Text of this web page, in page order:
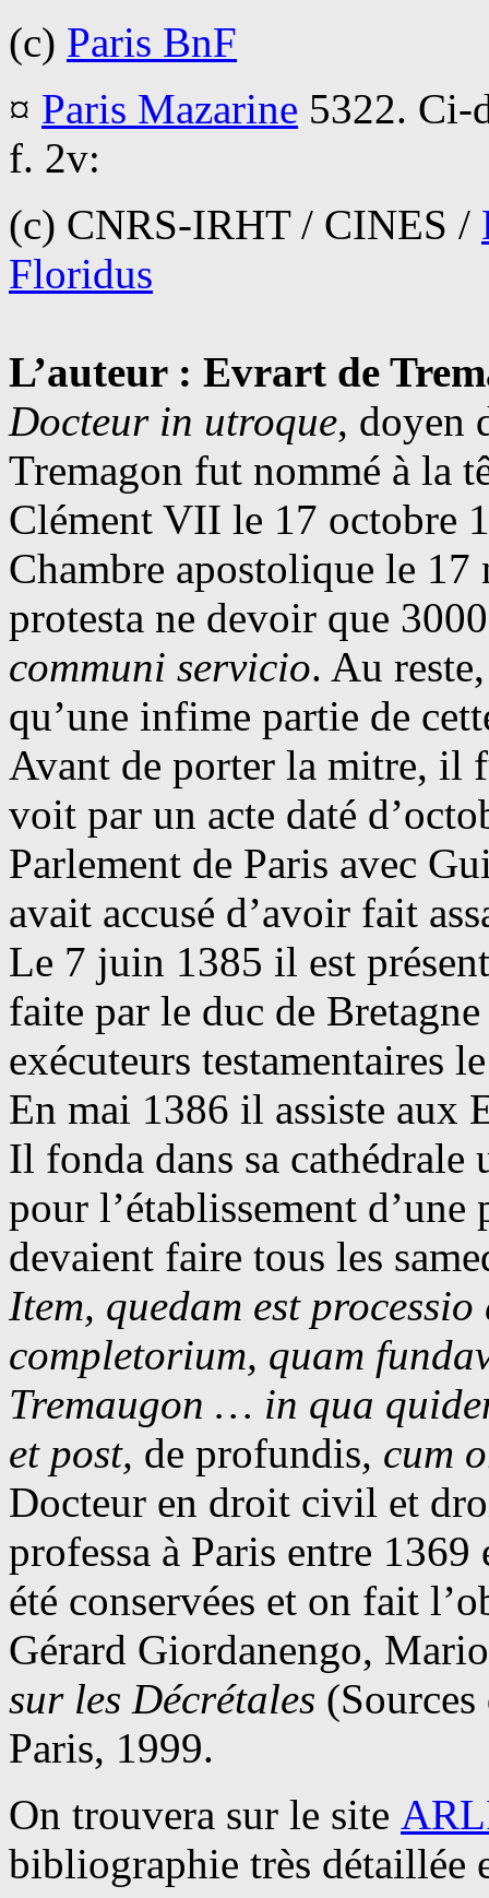
(c) Paris BnF
¤ Paris Mazarine 5322. Ci-
f. 2v:
(c) CNRS-IRHT / CINES /
Floridus
L’auteur : Evrart de
Docteur in utroque, doyen
Tremagon fut nommé à la
Clément VII le 17 octobre
Chambre apostolique le 17
protesta ne devoir que
communi servicio. Au
qu’une infime partie de
Avant de porter la mitre, il
voit par un acte daté
Parlement de Paris avec
avait accusé d’avoir fait
Le 7 juin 1385 il est
faite par le duc de
exécuteurs testamentaires
En mai 1386 il assiste aux
Il fonda dans sa cathédrale
pour l’établissement
devaient faire tous les
Item, quedam est
completorium, quam
Tremaugon … in qua
et post, de profundis, cum
Docteur en droit civil et
professa à Paris entre
été conservées et on fait
Gérard Giordanengo,
sur les Décrétales
Paris, 1999.
On trouvera sur le site
bibliographie très détaillée